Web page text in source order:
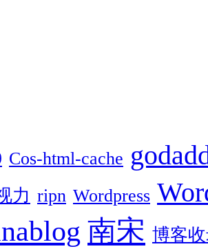
Cos-html-cache
力 ripn Wordpress
南宋 博客